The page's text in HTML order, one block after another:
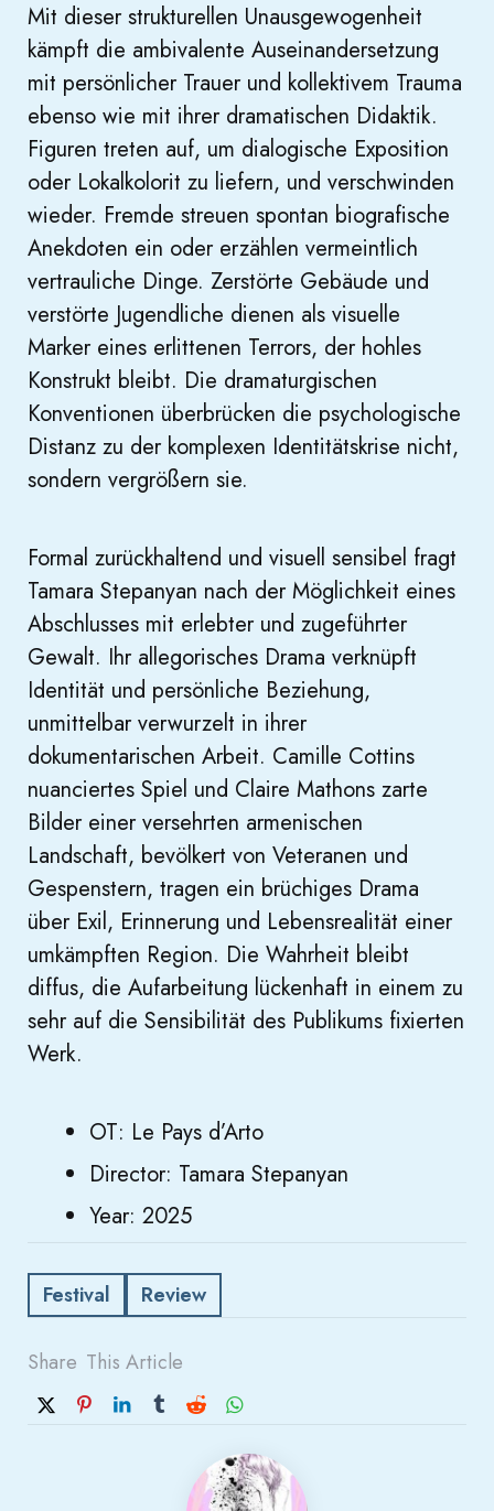
Mit dieser strukturellen Unausgewogenheit
kämpft die ambivalente Auseinandersetzung
mit persönlicher Trauer und kollektivem Trauma
ebenso wie mit ihrer dramatischen Didaktik.
Figuren treten auf, um dialogische Exposition
oder Lokalkolorit zu liefern, und verschwinden
wieder. Fremde streuen spontan biografische
Anekdoten ein oder erzählen vermeintlich
vertrauliche Dinge. Zerstörte Gebäude und
verstörte Jugendliche dienen als visuelle
Marker eines erlittenen Terrors, der hohles
Konstrukt bleibt. Die dramaturgischen
Konventionen überbrücken die psychologische
Distanz zu der komplexen Identitätskrise nicht,
sondern vergrößern sie.
Formal zurückhaltend und visuell sensibel fragt
Tamara Stepanyan nach der Möglichkeit eines
Abschlusses mit erlebter und zugeführter
Gewalt. Ihr allegorisches Drama verknüpft
Identität und persönliche Beziehung,
unmittelbar verwurzelt in ihrer
dokumentarischen Arbeit. Camille Cottins
nuanciertes Spiel und Claire Mathons zarte
Bilder einer versehrten armenischen
Landschaft, bevölkert von Veteranen und
Gespenstern, tragen ein brüchiges Drama
über Exil, Erinnerung und Lebensrealität einer
umkämpften Region. Die Wahrheit bleibt
diffus, die Aufarbeitung lückenhaft in einem zu
sehr auf die Sensibilität des Publikums fixierten
Werk.
OT: Le Pays d’Arto
Director: Tamara Stepanyan
Year: 2025
Festival Review
Share This Article